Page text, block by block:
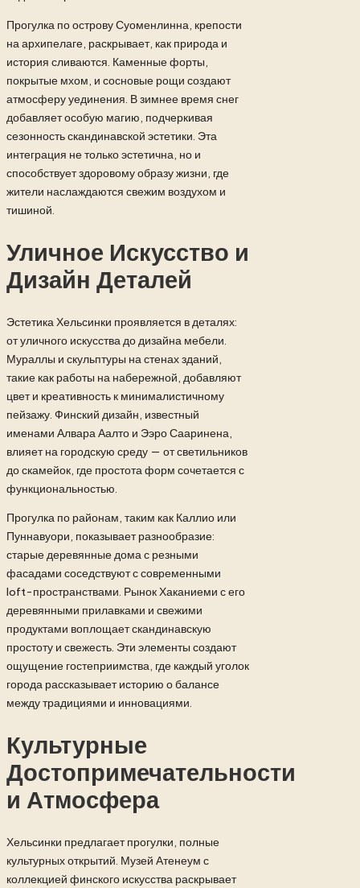
Прогулка по острову Суоменлинна, крепости
на архипелаге, раскрывает, как природа и
история сливаются. Каменные форты,
покрытые мхом, и сосновые рощи создают
атмосферу уединения. В зимнее время снег
добавляет особую магию, подчеркивая
сезонность скандинавской эстетики. Эта
интеграция не только эстетична, но и
способствует здоровому образу жизни, где
жители наслаждаются свежим воздухом и
тишиной.
Уличное Искусство и
Дизайн Деталей
Эстетика Хельсинки проявляется в деталях:
от уличного искусства до дизайна мебели.
Мураллы и скульптуры на стенах зданий,
такие как работы на набережной, добавляют
цвет и креативность к минималистичному
пейзажу. Финский дизайн, известный
именами Алвара Аалто и Ээро Сааринена,
влияет на городскую среду — от светильников
до скамейок, где простота форм сочетается с
функциональностью.
Прогулка по районам, таким как Каллио или
Пуннавуори, показывает разнообразие:
старые деревянные дома с резными
фасадами соседствуют с современными
loft-пространствами. Рынок Хаканиеми с его
деревянными прилавками и свежими
продуктами воплощает скандинавскую
простоту и свежесть. Эти элементы создают
ощущение гостеприимства, где каждый уголок
города рассказывает историю о балансе
между традициями и инновациями.
Культурные
Достопримечательности
и Атмосфера
Хельсинки предлагает прогулки, полные
культурных открытий. Музей Атенеум с
коллекцией финского искусства раскрывает